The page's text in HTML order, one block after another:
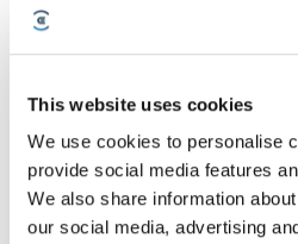
This website uses cookies
We use cookies to personalise
provide social media features
We also share information
our social media, advertising
au corps du robot. Vous entendrez un
OUI